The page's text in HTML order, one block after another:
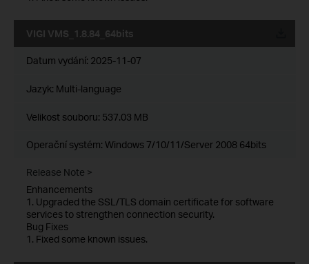
VIGI VMS_1.8.84_64bits
Datum vydání: 2025-11-07
Jazyk: Multi-language
Velikost souboru: 537.03 MB
Operační systém: Windows 7/10/11/Server 2008 64bits
Release Note >
Enhancements
1. Upgraded the SSL/TLS domain certificate for software
services to strengthen connection security.
Bug Fixes
1. Fixed some known issues.